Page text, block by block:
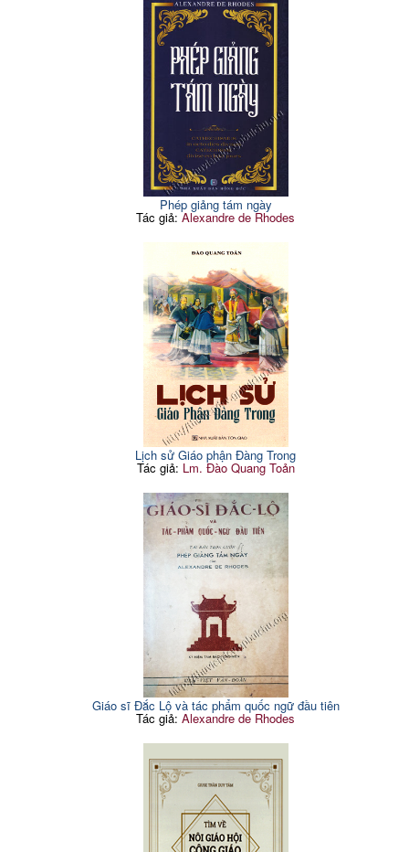
Phép giảng tám ngày
Tác giả:Alexandre de Rhodes
Lịch sử Giáo phận Đàng Trong
Tác giả: Lm. Đào Quang Toản
Giáo sĩ Đắc Lộ và tác phẩm quốc ngữ đầu tiên
Tác giả:Alexandre de Rhodes